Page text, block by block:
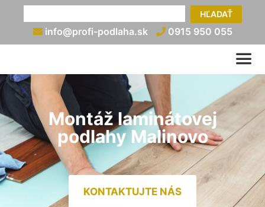
HĽADAŤ
info@profi-podlaha.sk 0915 950 055
Montáž laminátovej
podlahy Malinovo
KONTAKTUJTE NÁS